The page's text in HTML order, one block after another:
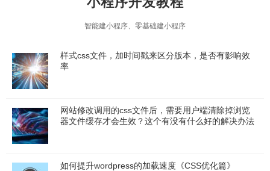
智能建小程序、零基础建小程序
样式css文件，加时间戳来区分版本，是否有影响效
率
网站修改调用的css文件后，需要用户端清除掉浏览
器文件缓存才会生效？这个有没有什么好的解决办法
如何提升wordpress的加载速度《CSS优化篇》